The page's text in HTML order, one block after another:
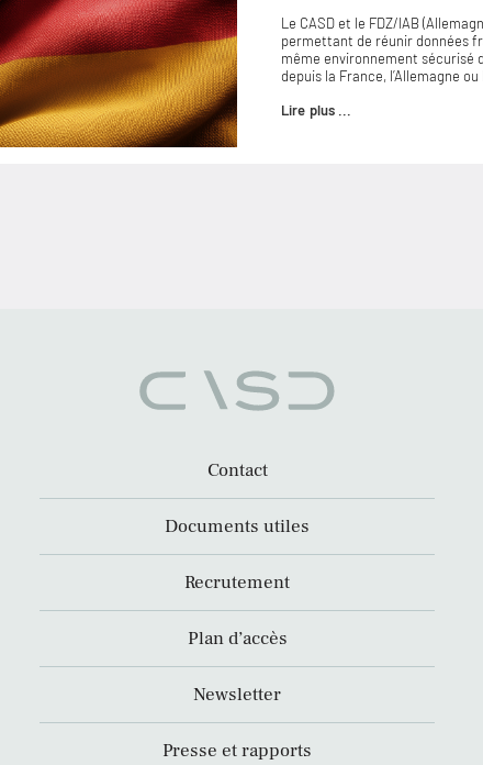
Le CASD et le FDZ/IAB
permettant de réunir données
même environnement sécurisé
depuis la France, l’Allemagne
Lire plus ...
Contact
Documents utiles
Recrutement
Plan d’accès
Newsletter
Presse et rapports